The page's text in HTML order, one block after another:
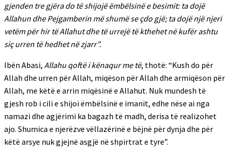
gjenden tre gjëra do të shijojë ëmbëlsinë e besimit: ta dojë
Allahun dhe Pejgamberin më shumë se çdo gjë; ta dojë një njeri
vetëm për hir të Allahut dhe të urrejë të kthehet në kufër ashtu
siç urren të hedhet në zjarr”.
Ibën Abasi, Allahu qoftë i kënaqur me të, thotë: “Kush do për
Allah dhe urren për Allah, miqëson për Allah dhe armiqëson për
Allah, me këtë e arrin miqësinë e Allahut. Nuk mundesh të
gjesh rob i cili e shijoi ëmbëlsinë e imanit, edhe nëse ai nga
namazi dhe agjërimi ka bagazh të madh, derisa të realizohet
ajo. Shumica e njerëzve vëllazërinë e bëjnë për dynja dhe për
këtë arsye nuk gjejnë asgjë në shpirtrat e tyre”.